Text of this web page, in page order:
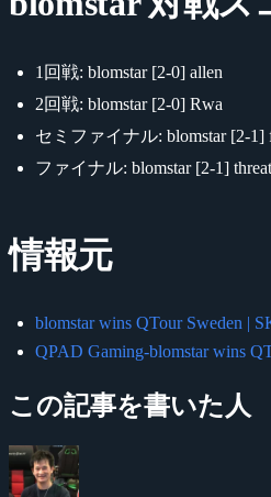
1回戦: blomstar [2-0] allen
2回戦: blomstar [2-0] Rwa
セミファイナル: blomstar [2-1]
ファイナル: blomstar [2-1] threat
情報元
blomstar wins QTour Sweden |
QPAD Gaming-blomstar wins
この記事を書いた人